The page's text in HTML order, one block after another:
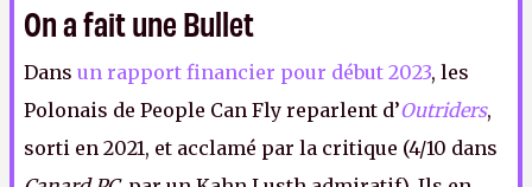
On a fait une Bullet
Dans un rapport financier pour début 2023, les
Polonais de People Can Fly reparlent d’Outriders,
sorti en 2021, et acclamé par la critique (4/10 dans